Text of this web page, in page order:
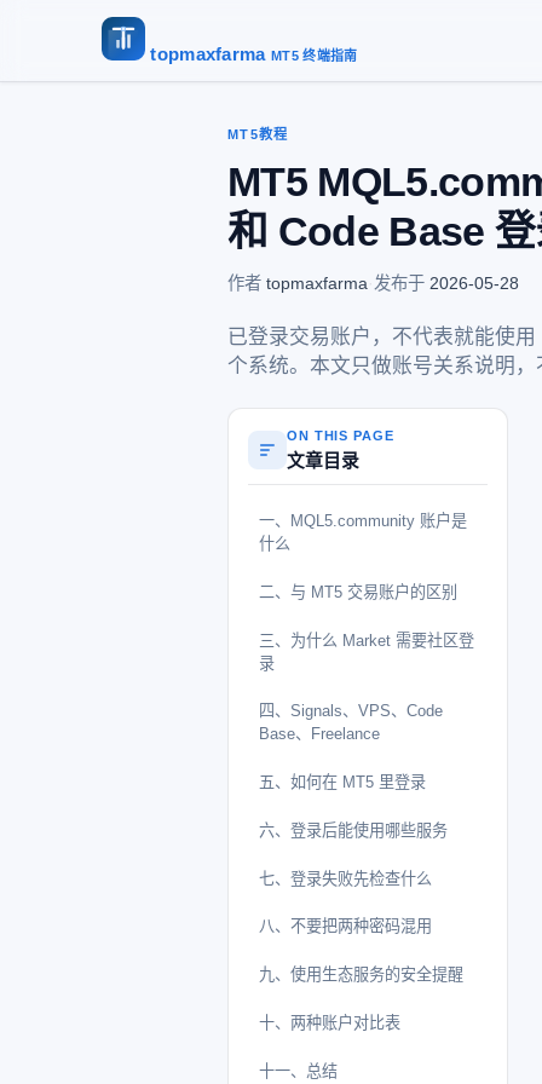
topmaxfarma MT5 终端指南
MT5教程
MT5
和 Code Base
作者 topmaxfarma·发布于 2026-05-28
已登录交易账户，不代表就能使
个系统。本文只做账号关系说明
ON THIS PAGE
文章目录
一、MQL5.community 账户是
什么
二、与 MT5 交易账户的区别
三、为什么 Market 需要社区登
录
四、Signals、VPS、Code
Base、Freelance
五、如何在 MT5 里登录
六、登录后能使用哪些服务
七、登录失败先检查什么
八、不要把两种密码混用
九、使用生态服务的安全提醒
十、两种账户对比表
十一、总结